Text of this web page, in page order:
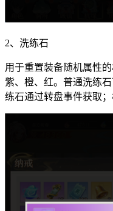
2、洗练石
用于重置装备随机属性
紫、橙、红。普通洗练
练石通过转盘事件获取